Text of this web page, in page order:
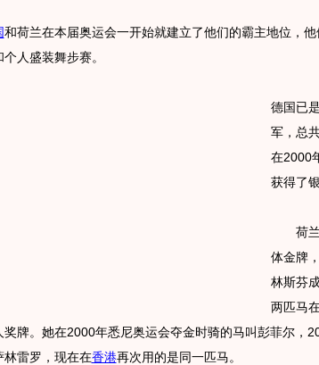
和荷兰在本届奥运会一开始就建立了他们的霸主地位，
人盛装舞步赛。
德国已
军，总
在2000
获得了
荷兰
体金牌
林斯芬
两匹马
奖牌。她在2000年悉尼奥运会夺金时骑的马叫彭菲尔，
林雷罗，现在在香港再次用的是同一匹马。